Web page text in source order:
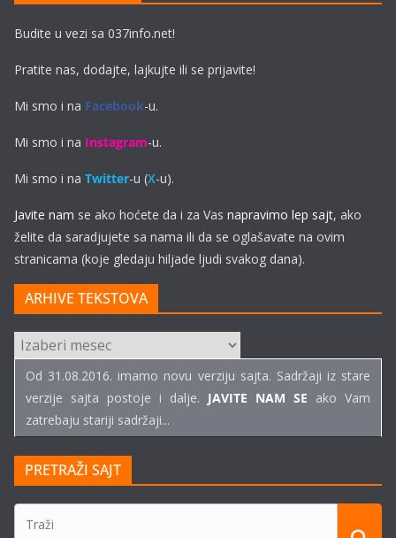
Budite u vezi sa 037info.net!
Pratite nas, dodajte, lajkujte ili se prijavite!
Mi smo i na Facebook-u.
Mi smo i na Instagram-u.
Mi smo i na Twitter-u (X-u).
Javite nam se ako hoćete da i za Vas napravimo lep sajt, ako
želite da saradjujete sa nama ili da se oglašavate na ovim
stranicama (koje gledaju hiljade ljudi svakog dana).
ARHIVE TEKSTOVA
ARHIVE
TEKSTOVA
Od 31.08.2016. imamo novu verziju sajta. Sadržaji iz stare
verzije sajta postoje i dalje. JAVITE NAM SE ako Vam
zatrebaju stariji sadržaji...
PRETRAŽI SAJT